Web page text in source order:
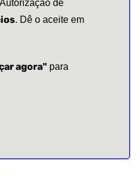
de
. Dê o aceite em
agora"para